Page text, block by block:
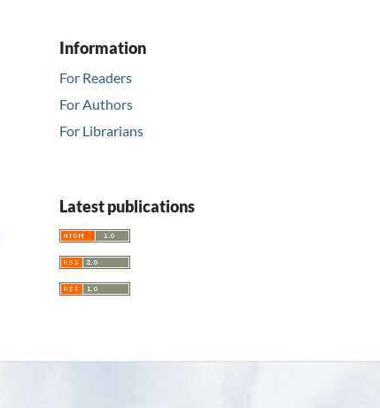
Information
For Readers
For Authors
For Librarians
Latest publications